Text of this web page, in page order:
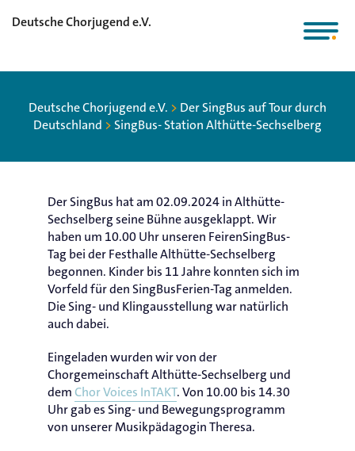
Deutsche Chorjugend e.V.
Deutsche Chorjugend e.V. > Der SingBus auf Tour durch
Deutschland > SingBus- Station Althütte-Sechselberg
Der SingBus hat am 02.09.2024 in Althütte-
Sechselberg seine Bühne ausgeklappt. Wir
haben um 10.00 Uhr unseren FeirenSingBus-
Tag bei der Festhalle Althütte-Sechselberg
begonnen. Kinder bis 11 Jahre konnten sich im
Vorfeld für den SingBusFerien-Tag anmelden.
Die Sing- und Klingausstellung war natürlich
auch dabei.
Eingeladen wurden wir von der
Chorgemeinschaft Althütte-Sechselberg und
demChor Voices InTAKT. Von 10.00 bis 14.30
Uhr gab es Sing- und Bewegungsprogramm
von unserer Musikpädagogin Theresa.